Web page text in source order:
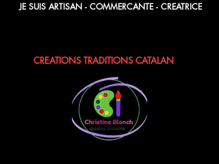
JE SUIS ARTISAN - COMMERCANTE - CREATRICE
CREATIONS TRADITIONS CATALAN